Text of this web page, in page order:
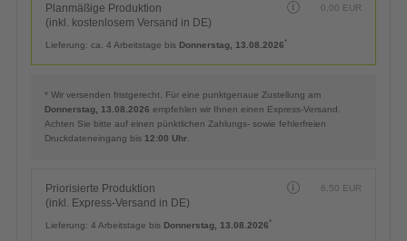
Planmäßige Produktion
(inkl. kostenlosem Versand in DE)
0,00 EUR
Lieferung: ca. 4 Arbeitstage bis Donnerstag, 13.08.2026*
* Wir versenden fristgerecht. Für eine punktgenaue Zustellung am
Donnerstag, 13.08.2026 empfehlen wir Ihnen einen Express-Versand.
Achten Sie bitte auf einen pünktlichen Zahlungs- sowie fehlerfreien
Druckdateneingang bis 12:00 Uhr
Priorisierte Produktion
(inkl. Express-Versand in DE)
6,50 EUR
Lieferung: 4 Arbeitstage bis Donnerstag, 13.08.2026*